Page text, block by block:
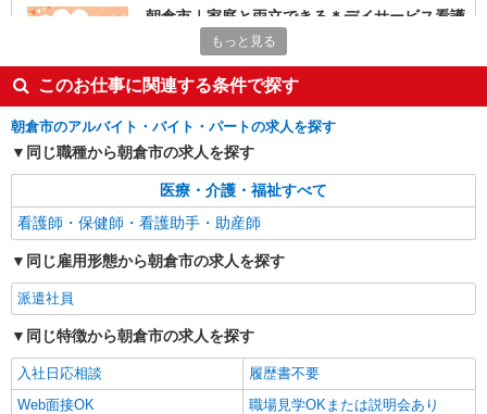
朝倉市｜家庭と両立できる＊デイサービス看護
師【夜勤なし】
時給2000円〜2500円 ＜日払い有/週払い有/交
通費全支給(ガソリン代含む)＞
朝倉市内
キープ
派遣社員
株式会社kotrio /●FK-H-2021600
≪朝倉市／看護助手≫子育て世代活躍中！働き
朝倉市内
詳細を見る
もっと見る
このお仕事に関連する条件で探す
朝倉市のアルバイト・バイト・パートの求人を探す
同じ職種から朝倉市の求人を探す
医療・介護・福祉すべて
看護師・保健師・看護助手・助産師
同じ雇用形態から朝倉市の求人を探す
派遣社員
同じ特徴から朝倉市の求人を探す
入社日応相談
履歴書不要
Web面接OK
職場見学OKまたは説明会あり